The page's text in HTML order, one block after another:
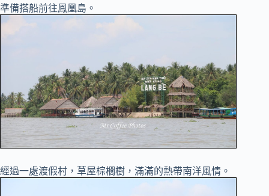
準備搭船前往鳳凰島。
經過一處渡假村，草屋棕櫚樹，滿滿的熱帶南洋風情。